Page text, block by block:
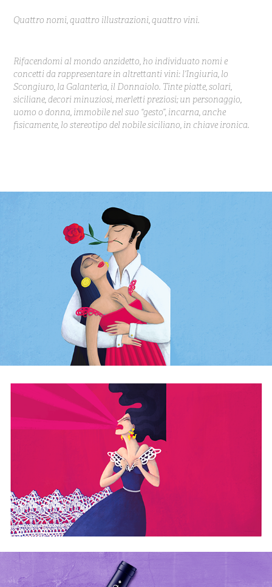
Quattro nomi, quattro illustrazioni, quattro vini.
Rifacendomi al mondo anzidetto, ho individuato nomi e
concetti da rappresentare in altrettanti vini: l’Ingiuria, lo
Scongiuro, la Galanterìa, il Donnaiolo. Tinte piatte, solari,
siciliane, decori minuziosi, merletti preziosi; un personaggio,
uomo o donna, immobile nel suo “gesto”, incarna, anche
fisicamente, lo stereotipo del nobile siciliano, in chiave ironica.